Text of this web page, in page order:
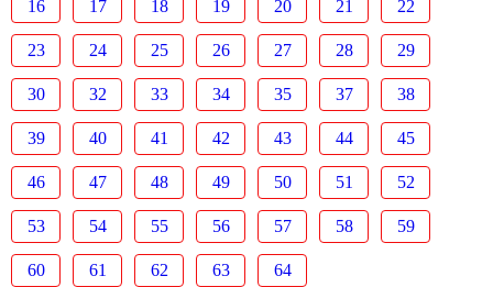
16 17 18 19 20 21 22
23 24 25 26 27 28 29
30 32 33 34 35 37 38
39 40 41 42 43 44 45
46 47 48 49 50 51 52
53 54 55 56 57 58 59
60 61 62 63 64